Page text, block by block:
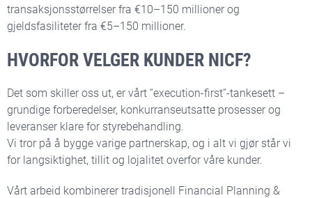
transaksjonsstørrelser fra €10–150 millioner og
gjeldsfasiliteter fra €5–150 millioner.
HVORFOR VELGER KUNDER NICF?
Det som skiller oss ut, er vårt “execution-first”-tankesett –
grundige forberedelser, konkurranseutsatte prosesser og
leveranser klare for styrebehandling.
Vi tror på å bygge varige partnerskap, og i alt vi gjør står vi
for langsiktighet, tillit og lojalitet overfor våre kunder.
Vårt arbeid kombinerer tradisjonell Financial Planning &